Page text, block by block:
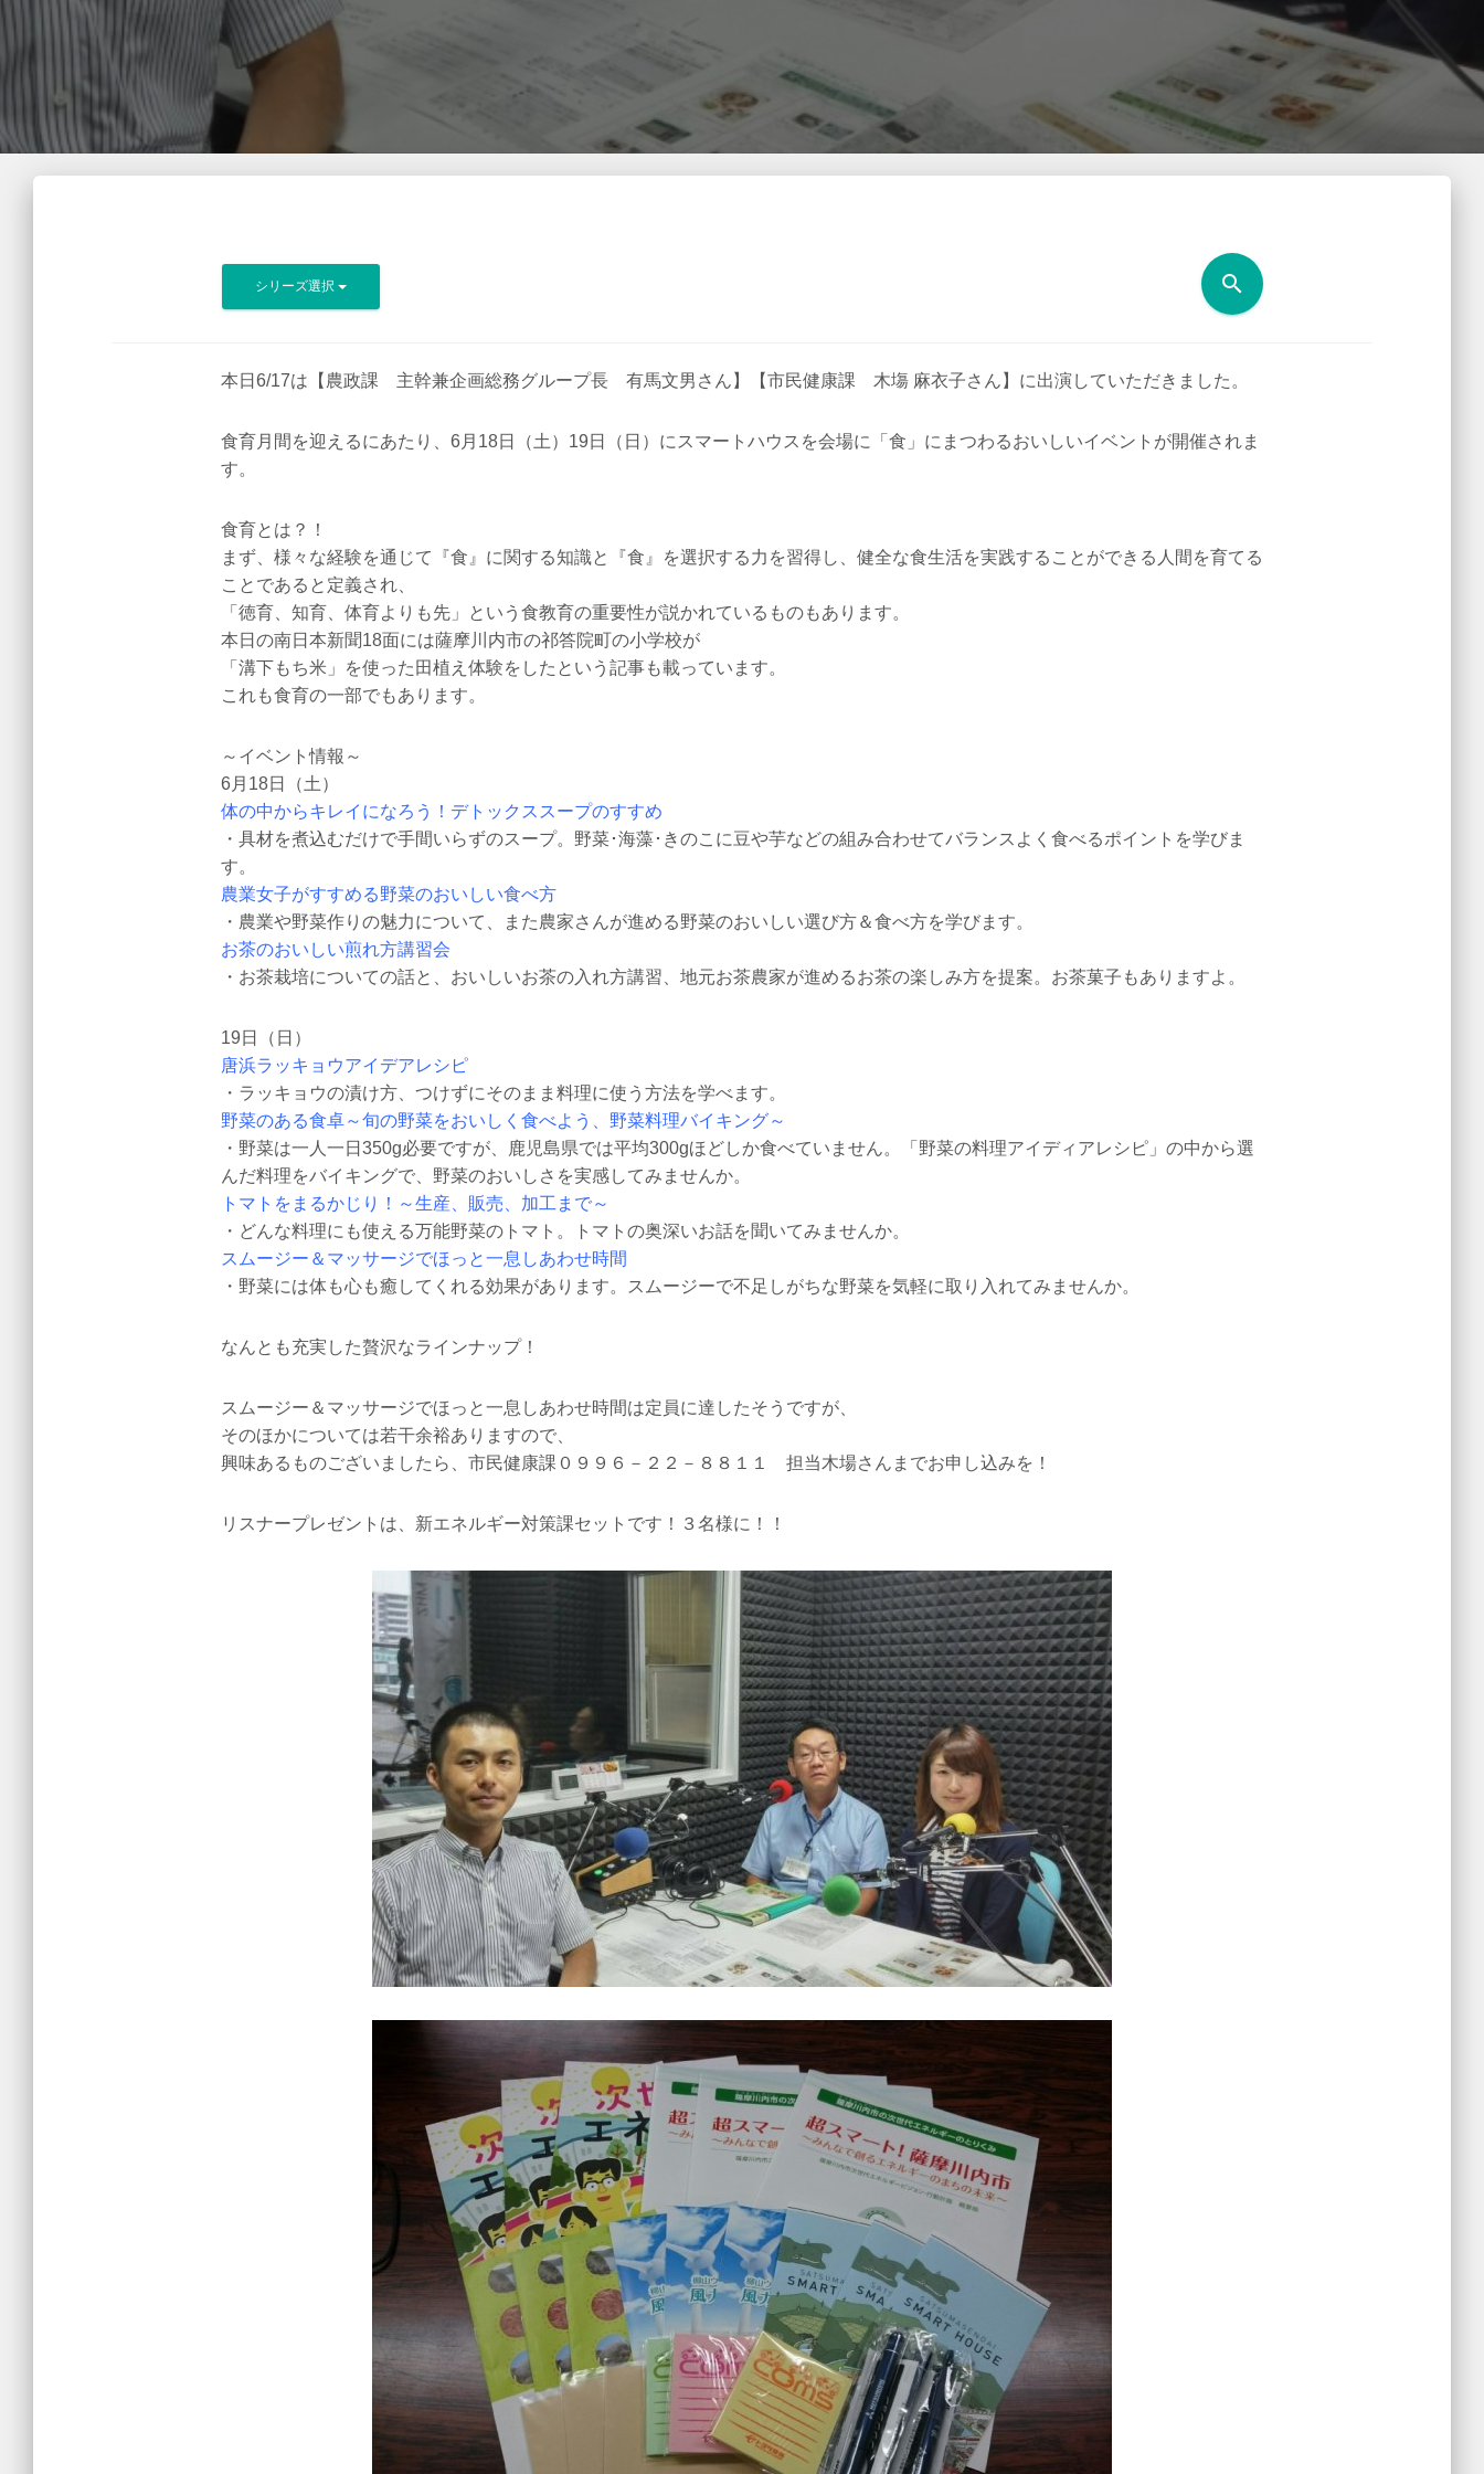
シリーズ選択 search
本日6/17は【農政課 主幹兼企画総務グループ長 有馬文男さん】【市民健康課 木塲 麻衣子さん】に出演していただきました。
食育月間を迎えるにあたり、6月18日（土）19日（日）にスマートハウスを会場に「食」にまつわるおいしいイベントが開催されま
す。
食育とは？！
まず、様々な経験を通じて『食』に関する知識と『食』を選択する力を習得し、健全な食生活を実践することができる人間を育てる
ことであると定義され、
「徳育、知育、体育よりも先」という食教育の重要性が説かれているものもあります。
本日の南日本新聞18面には薩摩川内市の祁答院町の小学校が
「溝下もち米」を使った田植え体験をしたという記事も載っています。
これも食育の一部でもあります。
～イベント情報～
6月18日（土）
体の中からキレイになろう！デトックススープのすすめ
・具材を煮込むだけで手間いらずのスープ。野菜･海藻･きのこに豆や芋などの組み合わせてバランスよく食べるポイントを学びま
す。
農業女子がすすめる野菜のおいしい食べ方
・農業や野菜作りの魅力について、また農家さんが進める野菜のおいしい選び方＆食べ方を学びます。
お茶のおいしい煎れ方講習会
・お茶栽培についての話と、おいしいお茶の入れ方講習、地元お茶農家が進めるお茶の楽しみ方を提案。お茶菓子もありますよ。
19日（日）
唐浜ラッキョウアイデアレシピ
・ラッキョウの漬け方、つけずにそのまま料理に使う方法を学べます。
野菜のある食卓～旬の野菜をおいしく食べよう、野菜料理バイキング～
・野菜は一人一日350g必要ですが、鹿児島県では平均300gほどしか食べていません。「野菜の料理アイディアレシピ」の中から選
んだ料理をバイキングで、野菜のおいしさを実感してみませんか。
トマトをまるかじり！～生産、販売、加工まで～
・どんな料理にも使える万能野菜のトマト。トマトの奥深いお話を聞いてみませんか。
スムージー＆マッサージでほっと一息しあわせ時間
・野菜には体も心も癒してくれる効果があります。スムージーで不足しがちな野菜を気軽に取り入れてみませんか。
なんとも充実した贅沢なラインナップ！
スムージー＆マッサージでほっと一息しあわせ時間は定員に達したそうですが、
そのほかについては若干余裕ありますので、
興味あるものございましたら、市民健康課０９９６－２２－８８１１ 担当木場さんまでお申し込みを！
リスナープレゼントは、新エネルギー対策課セットです！３名様に！！